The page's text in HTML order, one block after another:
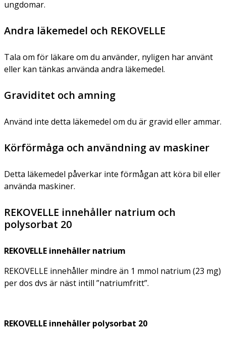
ungdomar.
Andra läkemedel och REKOVELLE
Tala om för läkare om du använder, nyligen har använt
eller kan tänkas använda andra läkemedel.
Graviditet och amning
Använd inte detta läkemedel om du är gravid eller ammar.
Körförmåga och användning av maskiner
Detta läkemedel påverkar inte förmågan att köra bil eller
använda maskiner.
REKOVELLE innehåller natrium och
polysorbat 20
REKOVELLE innehåller natrium
REKOVELLE innehåller mindre än 1 mmol natrium (23 mg)
per dos dvs är näst intill ”natriumfritt”.
REKOVELLE innehåller polysorbat 20